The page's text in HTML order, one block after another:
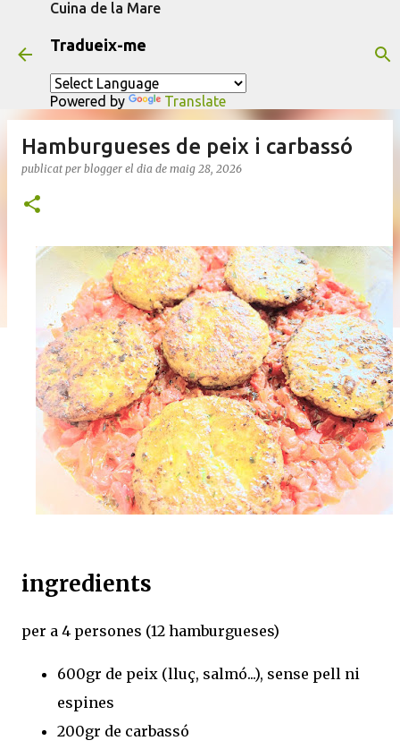
Cuina de la Mare
Tradueix-me
Powered by Translate
Hamburgueses de peix i carbassó
publicat per blogger el dia de maig 28, 2026
ingredients
per a 4 persones (12 hamburgueses)
600gr de peix (lluç, salmó...), sense pell ni
espines
200gr de carbassó